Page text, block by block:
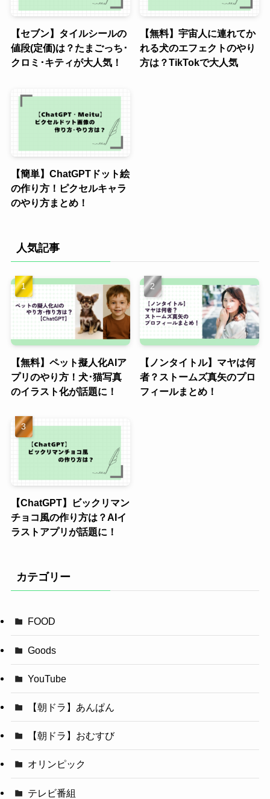
【セブン】タイルシールの
値段(定価)は？たまごっち･
クロミ･キティが大人気！
【無料】宇宙人に連れてか
れる犬のエフェクトのやり
方は？TikTokで大人気
【簡単】ChatGPTドット絵
の作り方！ピクセルキャラ
のやり方まとめ！
人気記事
【無料】ペット擬人化AIア
プリのやり方！犬･猫写真
のイラスト化が話題に！
【ノンタイトル】マヤは何
者？ストームズ真矢のプロ
フィールまとめ！
【ChatGPT】ビックリマン
チョコ風の作り方は？AIイ
ラストアプリが話題に！
カテゴリー
FOOD
Goods
YouTube
【朝ドラ】あんぱん
【朝ドラ】おむすび
オリンピック
テレビ番組